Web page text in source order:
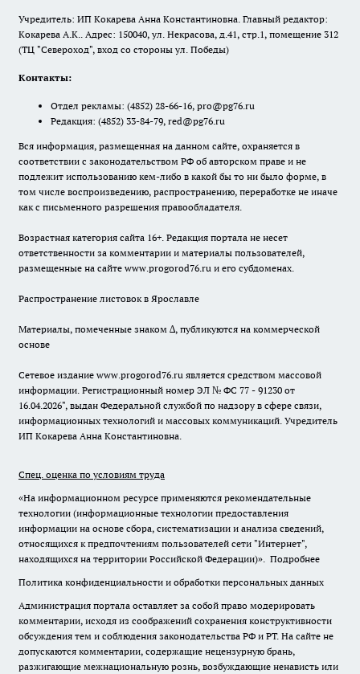
Учредитель: ИП Кокарева Анна Константиновна. Главный редактор:
Кокарева А.К.. Адрес: 150040, ул. Некрасова, д.41, стр.1, помещение 312
(ТЦ "Североход", вход со стороны ул. Победы)
Контакты:
Отдел рекламы: (4852) 28-66-16, pro@pg76.ru
Редакция: (4852) 33-84-79, red@pg76.ru
Вся информация, размещенная на данном сайте, охраняется в
соответствии с законодательством РФ об авторском праве и не
подлежит использованию кем-либо в какой бы то ни было форме, в
том числе воспроизведению, распространению, переработке не иначе
как с письменного разрешения правообладателя.
Возрастная категория сайта 16+. Редакция портала не несет
ответственности за комментарии и материалы пользователей,
размещенные на сайте www.progorod76.ru и его субдоменах.
Распространение листовок в Ярославле
Материалы, помеченные знаком ∆, публикуются на коммерческой
основе
Сетевое издание www.progorod76.ru является средством массовой
информации. Регистрационный номер ЭЛ № ФС 77 - 91230 от
16.04.2026", выдан Федеральной службой по надзору в сфере связи,
информационных технологий и массовых коммуникаций. Учредитель
ИП Кокарева Анна Константиновна.
Спец. оценка по условиям труда
«На информационном ресурсе применяются рекомендательные
технологии (информационные технологии предоставления
информации на основе сбора, систематизации и анализа сведений,
относящихся к предпочтениям пользователей сети "Интернет",
находящихся на территории Российской Федерации)». Подробнее
Политика конфиденциальности и обработки персональных данных
Администрация портала оставляет за собой право модерировать
комментарии, исходя из соображений сохранения конструктивности
обсуждения тем и соблюдения законодательства РФ и РТ. На сайте не
допускаются комментарии, содержащие нецензурную брань,
разжигающие межнациональную рознь, возбуждающие ненависть или